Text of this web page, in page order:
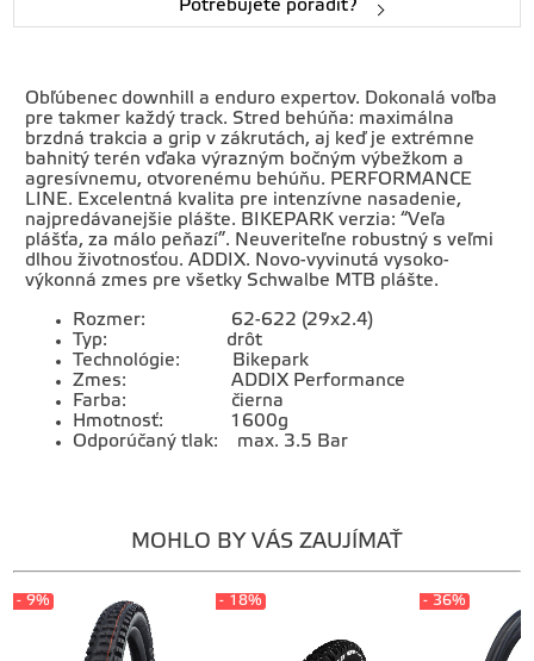
Potrebujete poradiť?
Obľúbenec downhill a enduro expertov. Dokonalá voľba
pre takmer každý track. Stred behúňa: maximálna
brzdná trakcia a grip v zákrutách, aj keď je extrémne
bahnitý terén vďaka výrazným bočným výbežkom a
agresívnemu, otvorenému behúňu. PERFORMANCE
LINE. Excelentná kvalita pre intenzívne nasadenie,
najpredávanejšie plášte. BIKEPARK verzia: “Veľa
plášťa, za málo peňazí”. Neuveriteľne robustný s veľmi
dlhou životnosťou. ADDIX. Novo-vyvinutá vysoko-
výkonná zmes pre všetky Schwalbe MTB plášte.
Rozmer: 62-622 (29x2.4)
Typ: drôt
Technológie: Bikepark
Zmes: ADDIX Performance
Farba: čierna
Hmotnosť: 1600g
Odporúčaný tlak: max. 3.5 Bar
MOHLO BY VÁS ZAUJÍMAŤ
- 9% - 18% - 36%